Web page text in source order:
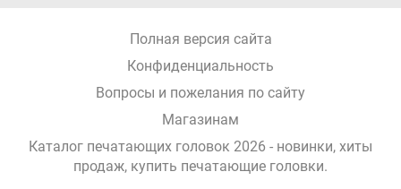
Полная версия сайта
Конфиденциальность
Вопросы и пожелания по сайту
Магазинам
Каталог печатающих головок 2026 - новинки, хиты
продаж, купить печатающие головки.